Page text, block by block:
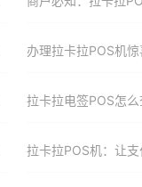
办理拉卡拉POS机
拉卡拉电签POS怎么
拉卡拉POS机：让